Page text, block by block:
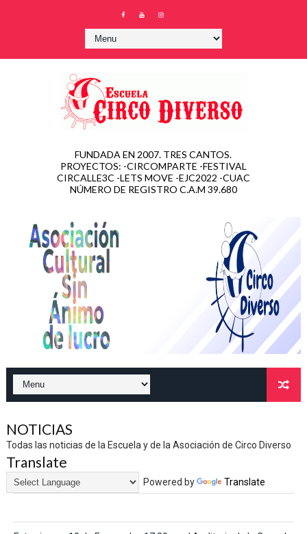
FUNDADA EN 2007. TRES CANTOS.
PROYECTOS: -CIRCOMPARTE -FESTIVAL
CIRCALLE3C -LETS MOVE -EJC2022 -CUAC
NÚMERO DE REGISTRO C.A.M 39.680
NOTICIAS
Todas las noticias de la Escuela y de la Asociación de Circo Diverso
Translate
Powered by Translate